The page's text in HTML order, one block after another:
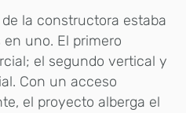
la constructora estaba
uno. El primero
el segundo vertical y
Con un acceso
el proyecto alberga el